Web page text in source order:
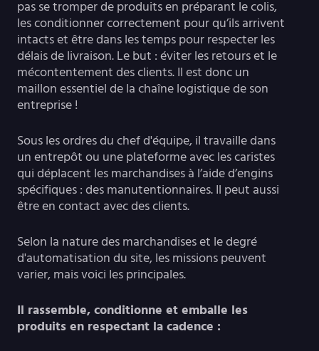
pas se tromper de produits en préparant le colis,
les conditionner correctement pour qu’ils arrivent
intacts et être dans les temps pour respecter les
délais de livraison. Le but : éviter les retours et le
mécontentement des clients. Il est donc un
maillon essentiel de la chaîne logistique de son
entreprise !
Sous les ordres du chef d'équipe, il travaille dans
un entrepôt ou une plateforme avec les caristes
qui déplacent les marchandises à l’aide d’engins
spécifiques : des manutentionnaires. Il peut aussi
être en contact avec des clients.
Selon la nature des marchandises et le degré
d'automatisation du site, les missions peuvent
varier, mais voici les principales.
Il rassemble, conditionne et emballe les
produits en respectant la cadence :